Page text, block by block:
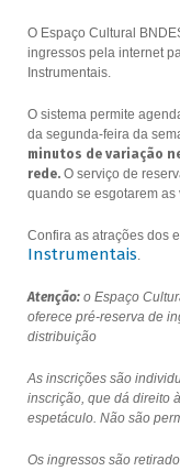
O Espaço Cultural
ingressos pela internet
Instrumentais.
O sistema permite
da segunda-feira da
minutos de variação
rede.O serviço de
quando se esgotarem
Confira as atrações dos
Instrumentais.
Atenção:o Espaço
oferece pré-reserva de
distribuição
As inscrições são
inscrição, que dá direito
espetáculo. Não são
Os ingressos são